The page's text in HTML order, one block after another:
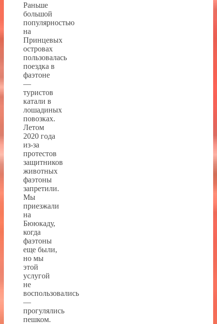
Раньше
большой
популярностью
на
Принцевых
островах
пользовалась
поездка в
фаэтоне
—
туристов
катали в
лошадиных
повозках.
Летом
2020 года
из-за
протестов
защитников
животных
фаэтоны
запретили.
Мы
приезжали
на
Бююкаду,
когда
фаэтоны
еще были,
но мы
этой
услугой
не
воспользовались
—
прогулялись
пешком.